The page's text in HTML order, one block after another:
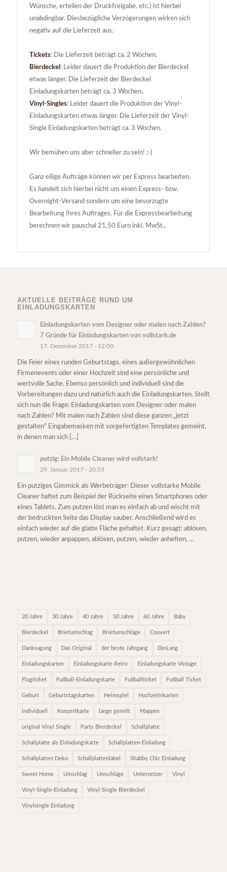
Wünsche, erteilen der Druckfreigabe, etc.) ist hierbei
unabdingbar. Diesbezügliche Verzögerungen wirken sich
negativ auf die Lieferzeit aus.
Tickets: Die Lieferzeit beträgt ca. 2 Wochen.
Bierdeckel : Leider dauert die Produktion der Bierdeckel
etwas länger. Die Lieferzeit der Bierdeckel
Einladungskarten beträgt ca. 3 Wochen.
Vinyl-Singles: Leider dauert die Produktion der Vinyl-
Einladungskarten etwas länger. Die Lieferzeit der Vinyl-
Single Einladungskarten beträgt ca. 3 Wochen.
Wir bemühen uns aber schneller zu sein! ;-)
Ganz eilige Aufträge können wir per Express bearbeiten.
Es handelt sich hierbei nicht um einen Express- bzw.
Overnight-Versand sondern um eine bevorzugte
Bearbeitung Ihres Auftrages. Für die Expressbearbeitung
berechnen wir pauschal 21,50 Euro inkl. MwSt..
AKTUELLE BEITRÄGE RUND UM
EINLADUNGSKARTEN
Einladungskarten vom Designer oder malen nach Zahlen?
7 Gründe für Einladungskarten von vollstark.de
17. Dezember 2017 - 12:00
Die Feier eines runden Geburtstags, eines außergewöhnlichen
Firmenevents oder einer Hochzeit sind eine persönliche und
wertvolle Sache. Ebenso persönlich und individuell sind die
Vorbereitungen dazu und natürlich auch die Einladungskarten. Stellt
sich nun die Frage: Einladungskarten vom Designer oder malen
nach Zahlen? Mit malen nach Zahlen sind diese ganzen „jetzt
gestalten“ Eingabemasken mit vorgefertigten Templates gemeint,
in denen man sich […]
putzig: Ein Mobile Cleaner wird vollstark!
29. Januar 2017 - 20:53
Ein putziges Gimmick als Werbeträger: Dieser vollstarke Mobile
Cleaner haftet zum Beispiel der Rückseite eines Smartphones oder
eines Tablets. Zum putzen löst man es einfach ab und wischt mit
der bedruckten Seite das Display sauber. Anschließend wird es
einfach wieder auf die glatte Fläche gehaftet. Kurz gesagt: ablösen,
putzen, wieder anpappen, ablösen, putzen, wieder anheften, …
20 Jahre 30 Jahre 40 Jahre 50 Jahre 60 Jahre Baby
Bierdeckel Briefumschlag Briefumschläge Couvert
Danksagung Das Original der beste Jahrgang DinLang
Einladungskarten Einladungskarte Retro Einladungskarte Vintage
Flugticket Fußball-Einladungskarte Fußballticket Fußball Ticket
Geburt Geburtstagskarten Heimspiel Hochzeitskarten
individuell Konzertkarte lange gereift Mappen
original Vinyl Single Party Bierdeckel Schallplatte
Schallplatte als Einladungskarte Schallplatten-Einladung
Schallplatten Deko Schallplattenlabel Shabby Chic Einladung
Sweet Home Umschlag Umschläge Untersetzer Vinyl
Vinyl-Single-Einladung Vinyl-Single Bierdeckel
Vinylsingle Einladung